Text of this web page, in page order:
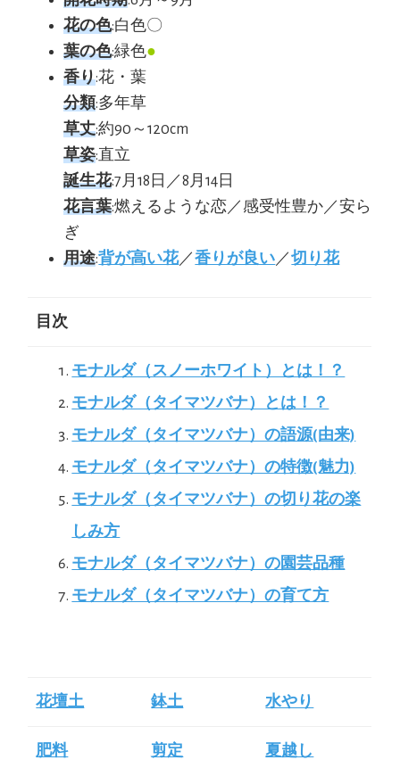
花の色:白色〇
葉の色:緑色●
香り:花・葉
分類:多年草
草丈:約90～120cm
草姿:直立
誕生花:7月18日／8月14日
花言葉:燃えるような恋／感受性豊か／安ら
ぎ
用途:背が高い花／香りが良い ／切り花
目次
モナルダ（スノーホワイト）とは！？
モナルダ（タイマツバナ）とは！？
モナルダ（タイマツバナ）の語源(由来)
モナルダ（タイマツバナ）の特徴(魅力)
モナルダ（タイマツバナ）の切り花の楽
しみ方
モナルダ（タイマツバナ）の園芸品種
モナルダ（タイマツバナ）の育て方
花壇土 鉢土 水やり
肥料 剪定 夏越し